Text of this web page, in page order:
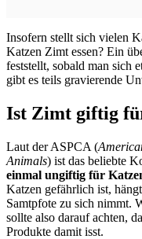
Insofern stellt sich vielen
Katzen Zimt essen? Ein
feststellt, sobald man sich
gibt es teils gravierende
Ist Zimt giftig
Laut der ASPCA (
Animals) ist das beliebte
einmal ungiftig für
Katzen gefährlich ist,
Samtpfote zu sich nimmt.
sollte also darauf achten,
Produkte damit isst.